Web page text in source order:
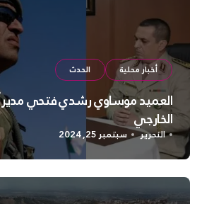
أخبار محلية الحدث
العميد موساوي رشدي فتحي مديراً
الخارجي
التحرير سبتمبر 25, 2024